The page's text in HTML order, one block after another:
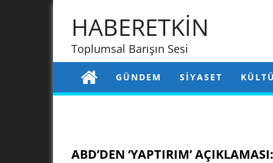
HABERETKİN
Toplumsal Barışın Sesi
GÜNDEM SIYASET
ABD’DEN ‘YAPTIRIM’